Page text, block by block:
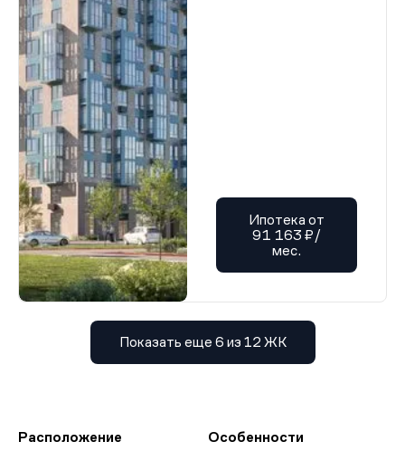
Ипотека от
91 163 ₽/
мес.
Показать еще 6 из 12 ЖК
Расположение
Особенности